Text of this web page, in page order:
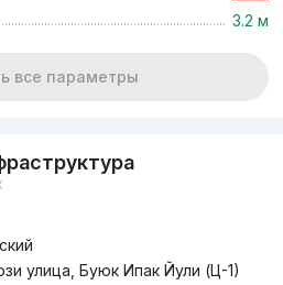
3.2 м
все параметры
улица, Буюк Ипак Йули (Ц-1)